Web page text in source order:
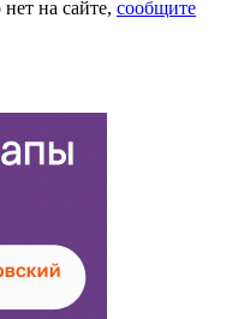
на сайте, сообщите